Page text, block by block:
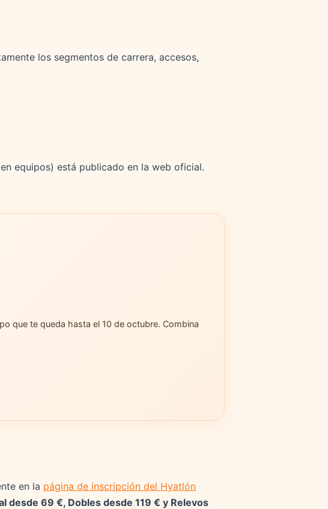
los segmentos de carrera, accesos,
equipos) está publicado en la web oficial.
que te queda hasta el 10 de octubre. Combina
en la página de inscripción del Hyatlón
desde 69 €, Dobles desde 119 € y Relevos